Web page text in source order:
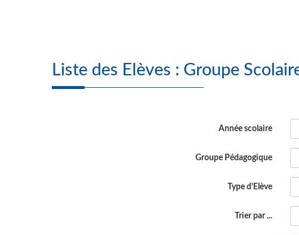
Liste des Elèves :
Année scolaire
Groupe Pédagogique
Type d'Elève
Trier par ...